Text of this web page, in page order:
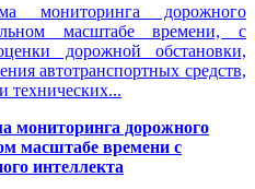
мониторинга дорожного
масштабе времени, с
дорожной обстановки,
автотранспортных средств,
технических...
мониторинга дорожного
масштабе времени с
интеллекта